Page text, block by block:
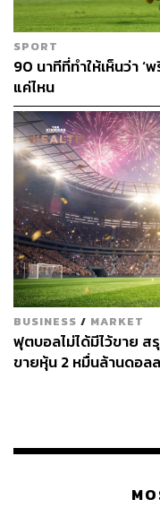
SPORT
90 นาทีที่ทำให้เห็นว่า ‘
แค่ไหน
BUSINESS / MARKET
ฟุตบอลไม่ได้มีไว้ขาย ส
ขายหุ้น 2 หมื่นล้านดอล